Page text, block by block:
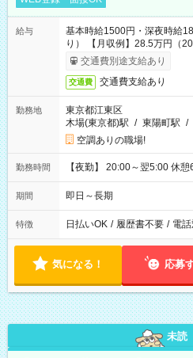
給与
基本時給1500円・深夜時給
り） 【月収例】28.5万円（
合）交通費別途支給あり
交通費 交通費支給あり
勤務地
東京都江東区
木場(東京都)駅 / 東陽町駅 /
空調ありの職場!
勤務時間 【夜勤】 20:00～翌5:00 休
期間 即日～長期
特徴 日払いOK / 履歴書不要 / 電
気になる！ 応募
未読